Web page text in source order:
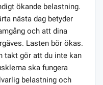
ökande belastning.
nästa dag betyder
och att dina
Lasten bör ökas.
takt gör att du inte kan
ska fungera
belastning och